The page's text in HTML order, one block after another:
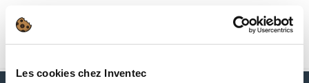
Les cookies chez Inventec
搜索